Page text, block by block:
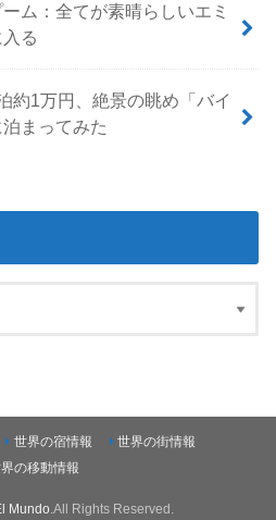
ム：全てが素晴らしいエミ
る
約1万円、絶景の眺め「バイ
まってみた
世界の宿情報
世界の街情報
の移動情報
Mundo .All Rights Reserved.